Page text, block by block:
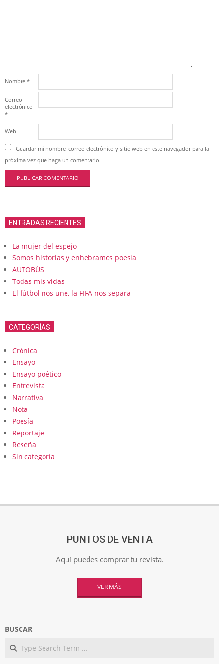
Nombre *
Correo
electrónico
*
Web
Guardar mi nombre, correo electrónico y sitio web en este navegador para la
próxima vez que haga un comentario.
ENTRADAS RECIENTES
La mujer del espejo
Somos historias y enhebramos poesia
AUTOBÚS
Todas mis vidas
El fútbol nos une, la FIFA nos separa
CATEGORÍAS
Crónica
Ensayo
Ensayo poético
Entrevista
Narrativa
Nota
Poesía
Reportaje
Reseña
Sin categoría
PUNTOS DE VENTA
Aquí puedes comprar tu revista.
VER MÁS
BUSCAR
Search